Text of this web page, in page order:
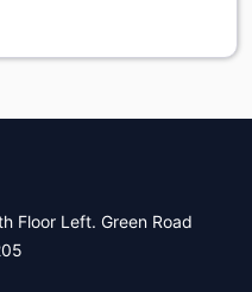
Floor Left. Green Road